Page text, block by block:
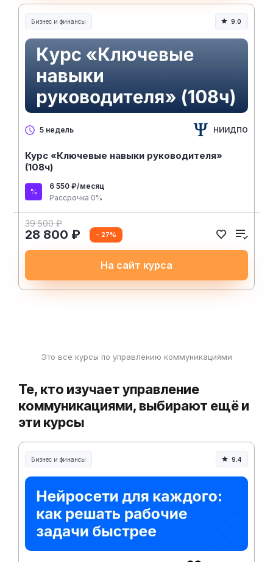
Бизнес и финансы 9.0
5 недель НИИДПО
Курс «Ключевые навыки руководителя»
(108ч)
6 550 ₽/месяц
Рассрочка 0%
39 500 ₽
28 800 ₽ - 27%
На сайт курса
Это все курсы по управлению коммуникациями
Те, кто изучает управление
коммуникациями, выбирают ещё и
эти курсы
Бизнес и финансы 9.4